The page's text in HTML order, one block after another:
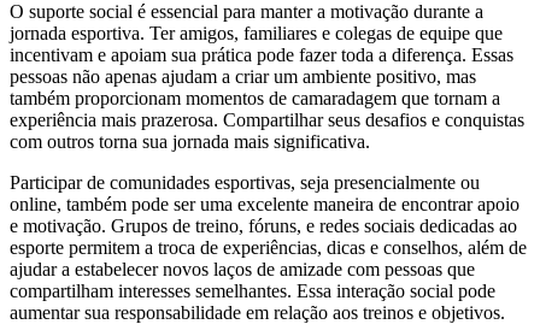
O suporte social é essencial para manter a motivação durante a
jornada esportiva. Ter amigos, familiares e colegas de equipe que
incentivam e apoiam sua prática pode fazer toda a diferença. Essas
pessoas não apenas ajudam a criar um ambiente positivo, mas
também proporcionam momentos de camaradagem que tornam a
experiência mais prazerosa. Compartilhar seus desafios e conquistas
com outros torna sua jornada mais significativa.
Participar de comunidades esportivas, seja presencialmente ou
online, também pode ser uma excelente maneira de encontrar apoio
e motivação. Grupos de treino, fóruns, e redes sociais dedicadas ao
esporte permitem a troca de experiências, dicas e conselhos, além de
ajudar a estabelecer novos laços de amizade com pessoas que
compartilham interesses semelhantes. Essa interação social pode
aumentar sua responsabilidade em relação aos treinos e objetivos.